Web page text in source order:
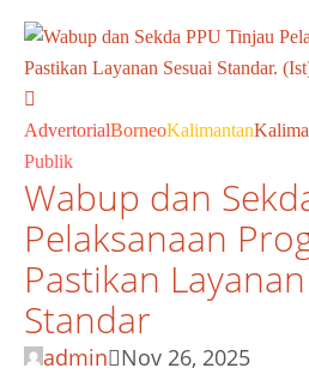
AdvertorialBorneoKalimantan
Publik
Wabup dan
Pelaksanaan
Pastikan
Standar
admin Nov 26, 2025